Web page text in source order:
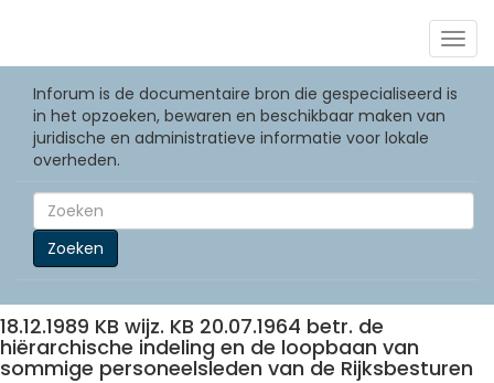
Inforum is de documentaire bron die gespecialiseerd is
in het opzoeken, bewaren en beschikbaar maken van
juridische en administratieve informatie voor lokale
overheden.
Zoeken
18.12.1989 KB wijz. KB 20.07.1964 betr. de
hiërarchische indeling en de loopbaan van
sommige personeelsleden van de Rijksbesturen